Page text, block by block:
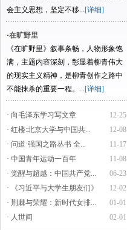
会主义思想，坚定不移...[详细]
·在旷野里
《在旷野里》叙事条畅，人物形象饱
满，主题内容深刻，彰显着柳青伟大
的现实主义精神，是柳青创作之路中
不能抹杀的重要一程。...[详细]
12-25
· 向毛泽东学习写文章
12-08
· 红楼:北京大学与中国共...
11-17
· 问道·强国之路丛书 全...
11-08
· 中国青年运动一百年
06-23
· 觉醒与超越：中国共产党...
12-02
· 《习近平与大学生朋友们》
01-01
· 荆棘与荣耀：新时代女排...
02-01
· 人世间